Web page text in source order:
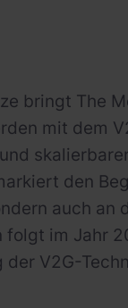
bringt The
mit dem
den
auch an
im Jahr
V2G-